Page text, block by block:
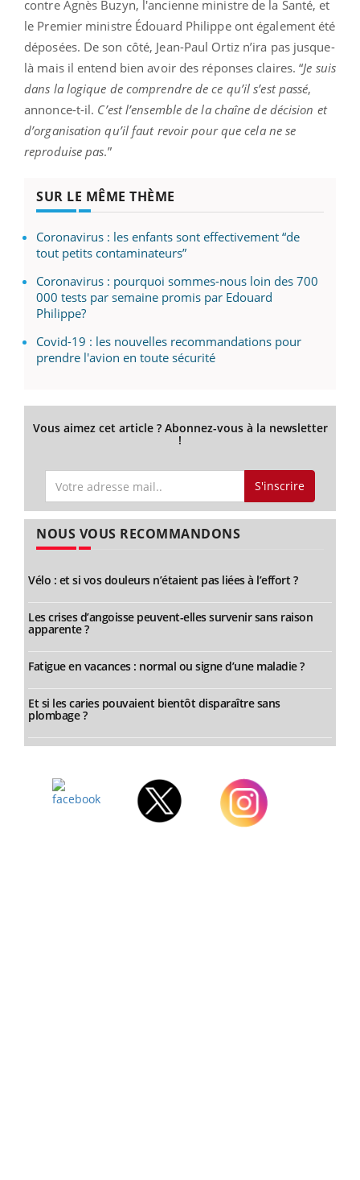
contre Agnès Buzyn, l'ancienne ministre de la Santé, et
le Premier ministre Édouard Philippe ont également été
déposées. De son côté, Jean-Paul Ortiz n’ira pas jusque-
là mais il entend bien avoir des réponses claires. “Je suis
dans la logique de comprendre de ce qu’il s’est passé,
annonce-t-il. C’est l’ensemble de la chaîne de décision et
d’organisation qu’il faut revoir pour que cela ne se
reproduise pas.”
SUR LE MÊME THÈME
Coronavirus : les enfants sont effectivement “de
tout petits contaminateurs”
Coronavirus : pourquoi sommes-nous loin des 700
000 tests par semaine promis par Edouard
Philippe?
Covid-19 : les nouvelles recommandations pour
prendre l'avion en toute sécurité
Vous aimez cet article ? Abonnez-vous à la newsletter
!
S'inscrire
NOUS VOUS RECOMMANDONS
Vélo : et si vos douleurs n’étaient pas liées à l’effort ?
Les crises d’angoisse peuvent-elles survenir sans raison
apparente ?
Fatigue en vacances : normal ou signe d’une maladie ?
Et si les caries pouvaient bientôt disparaître sans
plombage ?